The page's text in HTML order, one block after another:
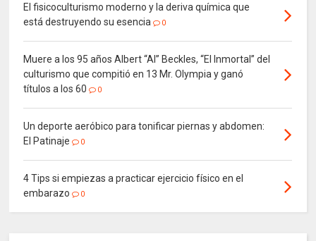
El fisicoculturismo moderno y la deriva química que
está destruyendo su esencia
0
Muere a los 95 años Albert “Al” Beckles, “El Inmortal” del
culturismo que compitió en 13 Mr. Olympia y ganó
títulos a los 60
0
Un deporte aeróbico para tonificar piernas y abdomen:
El Patinaje
0
4 Tips si empiezas a practicar ejercicio físico en el
embarazo
0